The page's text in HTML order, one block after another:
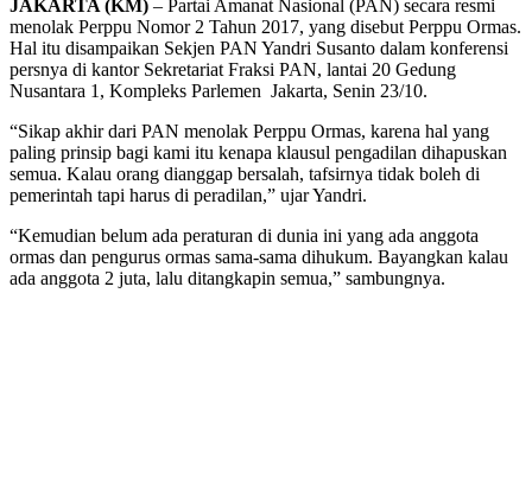
JAKARTA (KM) – Partai Amanat Nasional (PAN) secara resmi
menolak Perppu Nomor 2 Tahun 2017, yang disebut Perppu Ormas.
Hal itu disampaikan Sekjen PAN Yandri Susanto dalam konferensi
persnya di kantor Sekretariat Fraksi PAN, lantai 20 Gedung
Nusantara 1, Kompleks Parlemen Jakarta, Senin 23/10.
“Sikap akhir dari PAN menolak Perppu Ormas, karena hal yang
paling prinsip bagi kami itu kenapa klausul pengadilan dihapuskan
semua. Kalau orang dianggap bersalah, tafsirnya tidak boleh di
pemerintah tapi harus di peradilan,” ujar Yandri.
“Kemudian belum ada peraturan di dunia ini yang ada anggota
ormas dan pengurus ormas sama-sama dihukum. Bayangkan kalau
ada anggota 2 juta, lalu ditangkapin semua,” sambungnya.